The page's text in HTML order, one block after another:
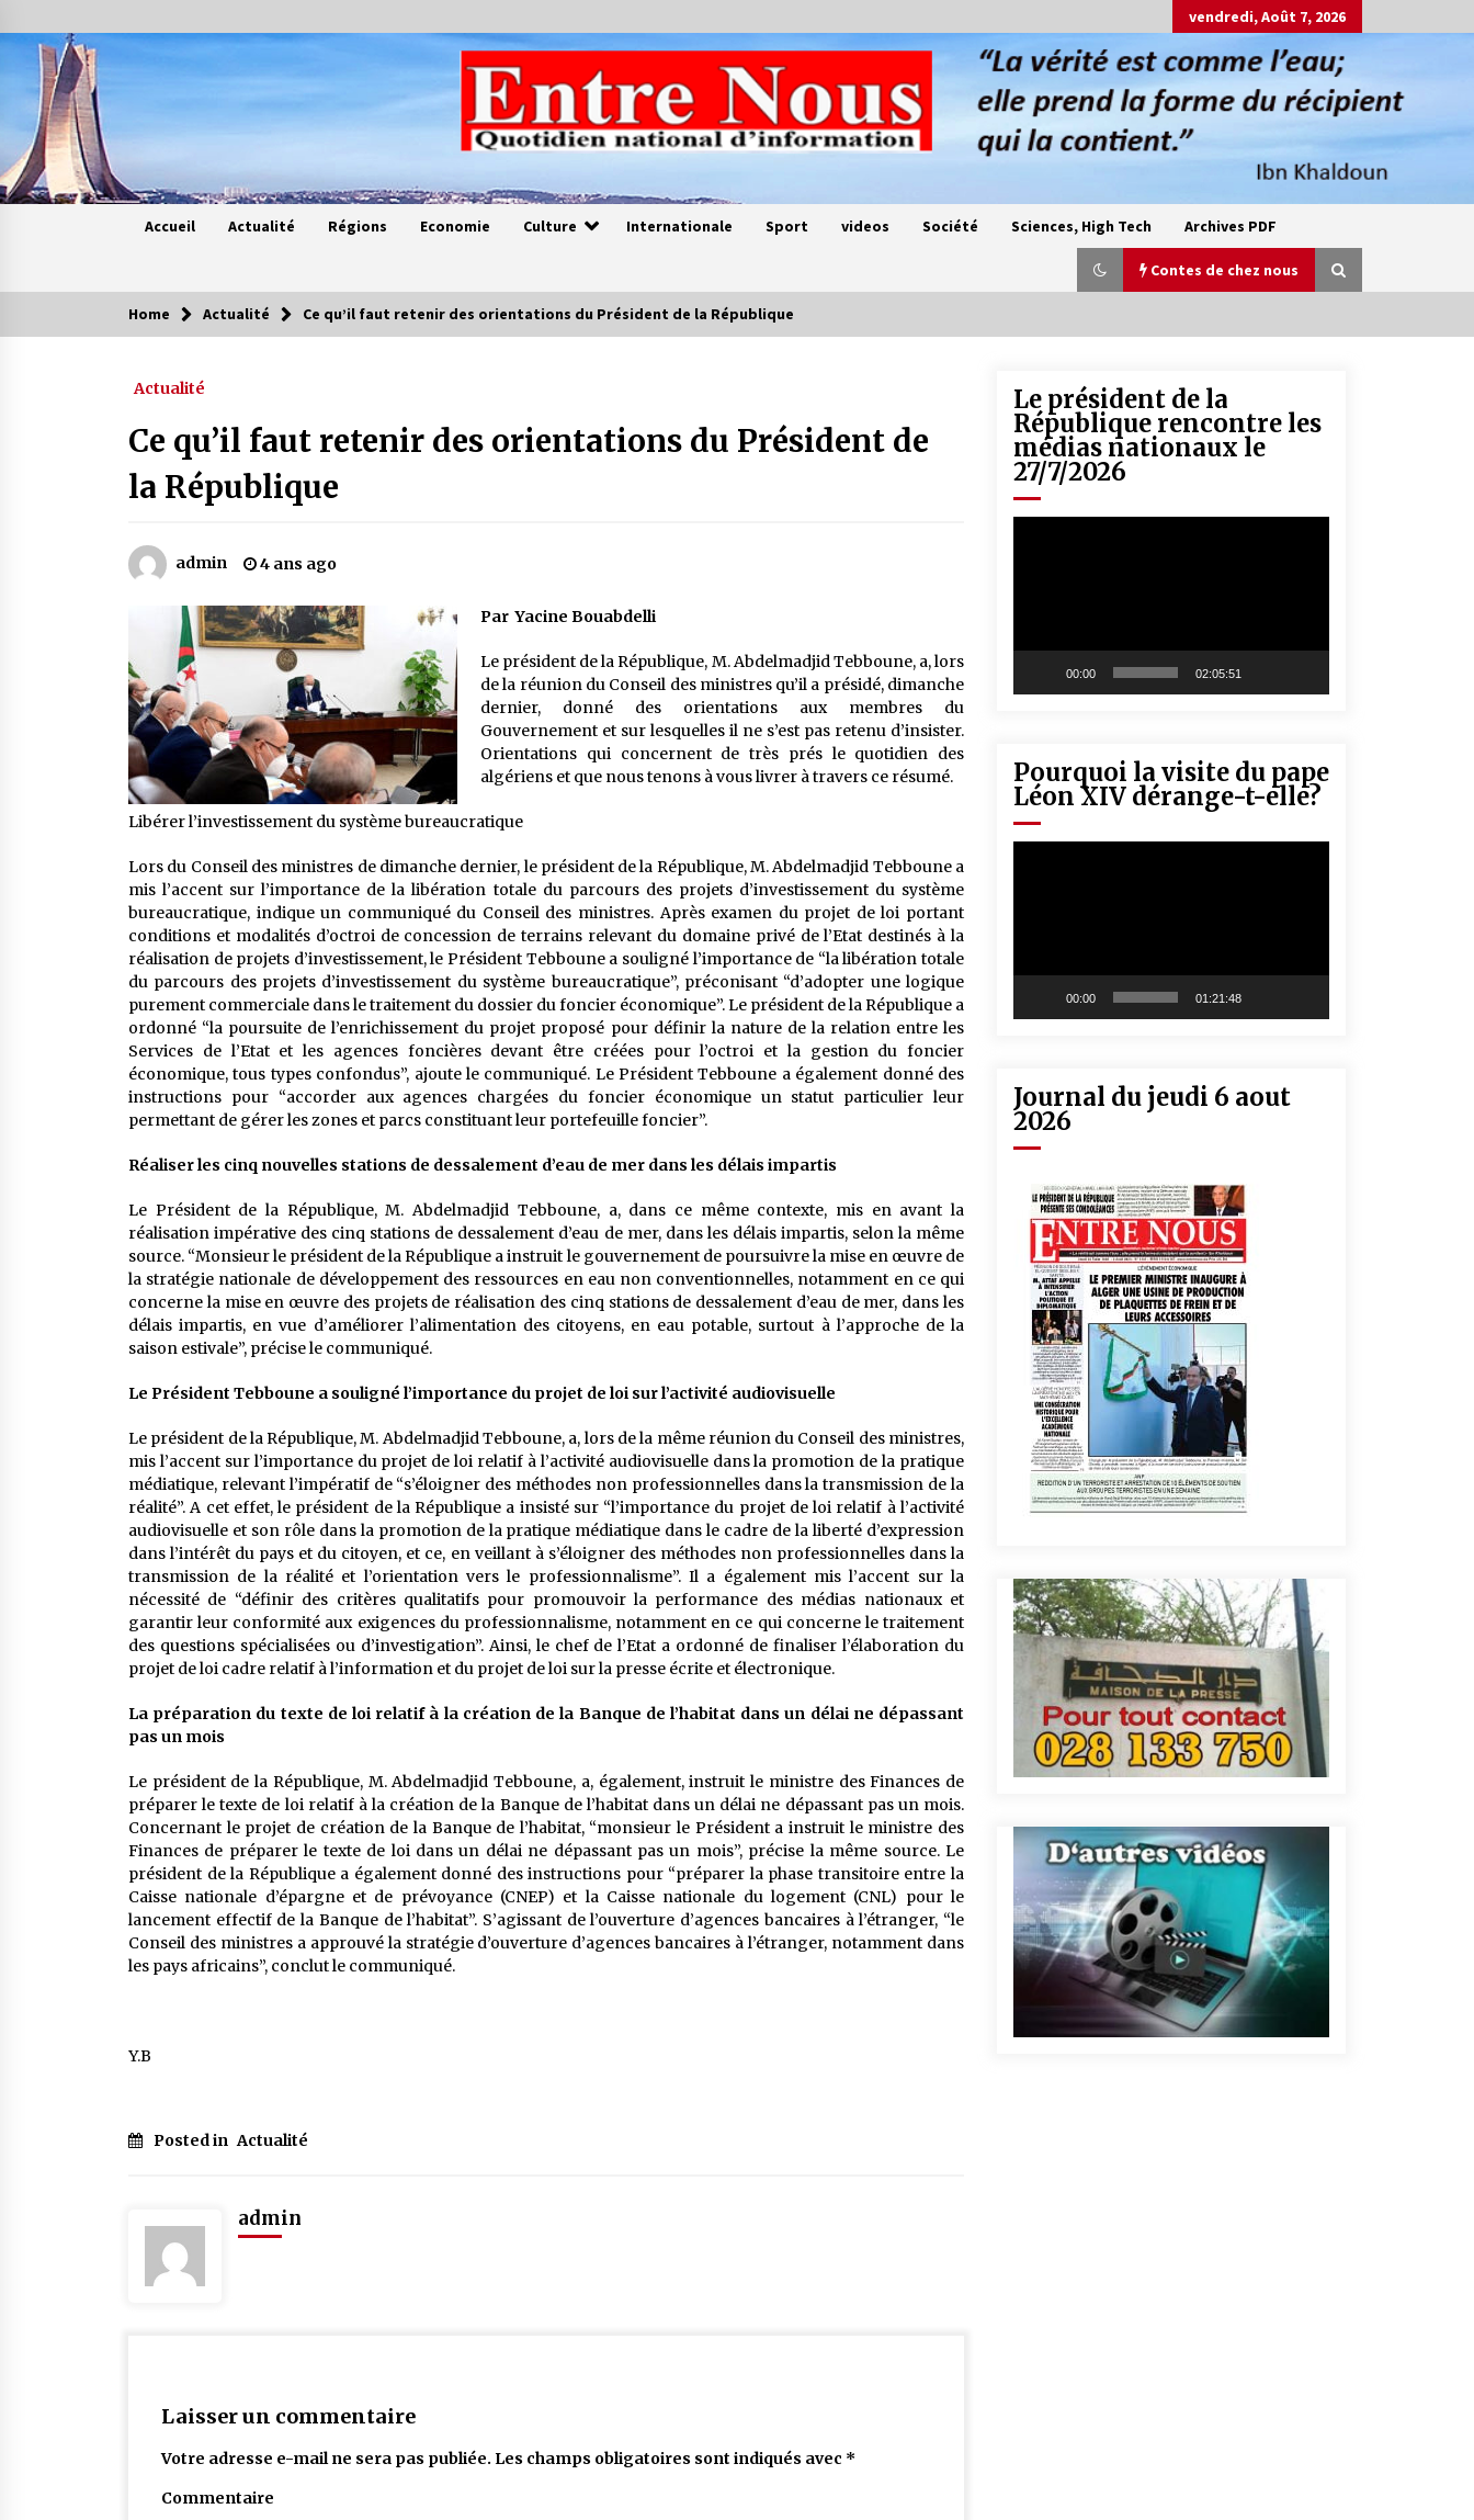
to
content
vendredi, Août 7, 2026
Accueil Actualité Régions Economie Culture Internationale Sport videos Société Sciences, High Tech Archives PDF
Contes de chez nous
Contes de chez nous
4 ans ago
Oum el Gaïla / L’ogresse du M’zab
4 ans ago
Mythes et croyances / L’hospitalité
des montagnards
5 ans ago
5 ans ago
Un conte targui/ Quand la tête est
vide
5 ans ago
Tradition orale/ D’où viennent les
contes et à quoi servent-ils?
5 ans ago
Home Actualité Ce qu’il faut retenir des orientations du Président de la République
Actualité
Ce qu’il faut retenir des orientations du Président de
la République
admin 4 ans ago
Par Yacine Bouabdelli
Le président de la République, M. Abdelmadjid Tebboune, a, lors
de la réunion du Conseil des ministres qu’il a présidé, dimanche
dernier, donné des orientations aux membres du
Gouvernement et sur lesquelles il ne s’est pas retenu d’insister.
Orientations qui concernent de très prés le quotidien des
algériens et que nous tenons à vous livrer à travers ce résumé.
Libérer l’investissement du système bureaucratique
Lors du Conseil des ministres de dimanche dernier, le président de la République, M. Abdelmadjid Tebboune a
mis l’accent sur l’importance de la libération totale du parcours des projets d’investissement du système
bureaucratique, indique un communiqué du Conseil des ministres. Après examen du projet de loi portant
conditions et modalités d’octroi de concession de terrains relevant du domaine privé de l’Etat destinés à la
réalisation de projets d’investissement, le Président Tebboune a souligné l’importance de “la libération totale
du parcours des projets d’investissement du système bureaucratique”, préconisant “d’adopter une logique
purement commerciale dans le traitement du dossier du foncier économique”. Le président de la République a
ordonné “la poursuite de l’enrichissement du projet proposé pour définir la nature de la relation entre les
Services de l’Etat et les agences foncières devant être créées pour l’octroi et la gestion du foncier
économique, tous types confondus”, ajoute le communiqué. Le Président Tebboune a également donné des
instructions pour “accorder aux agences chargées du foncier économique un statut particulier leur
permettant de gérer les zones et parcs constituant leur portefeuille foncier”.
Réaliser les cinq nouvelles stations de dessalement d’eau de mer dans les délais impartis
Le Président de la République, M. Abdelmadjid Tebboune, a, dans ce même contexte, mis en avant la
réalisation impérative des cinq stations de dessalement d’eau de mer, dans les délais impartis, selon la même
source. “Monsieur le président de la République a instruit le gouvernement de poursuivre la mise en œuvre de
la stratégie nationale de développement des ressources en eau non conventionnelles, notamment en ce qui
concerne la mise en œuvre des projets de réalisation des cinq stations de dessalement d’eau de mer, dans les
délais impartis, en vue d’améliorer l’alimentation des citoyens, en eau potable, surtout à l’approche de la
saison estivale”, précise le communiqué.
Le Président Tebboune a souligné l’importance du projet de loi sur l’activité audiovisuelle
Le président de la République, M. Abdelmadjid Tebboune, a, lors de la même réunion du Conseil des ministres,
mis l’accent sur l’importance du projet de loi relatif à l’activité audiovisuelle dans la promotion de la pratique
médiatique, relevant l’impératif de “s’éloigner des méthodes non professionnelles dans la transmission de la
réalité”. A cet effet, le président de la République a insisté sur “l’importance du projet de loi relatif à l’activité
audiovisuelle et son rôle dans la promotion de la pratique médiatique dans le cadre de la liberté d’expression
dans l’intérêt du pays et du citoyen, et ce, en veillant à s’éloigner des méthodes non professionnelles dans la
transmission de la réalité et l’orientation vers le professionnalisme”. Il a également mis l’accent sur la
nécessité de “définir des critères qualitatifs pour promouvoir la performance des médias nationaux et
garantir leur conformité aux exigences du professionnalisme, notamment en ce qui concerne le traitement
des questions spécialisées ou d’investigation”. Ainsi, le chef de l’Etat a ordonné de finaliser l’élaboration du
projet de loi cadre relatif à l’information et du projet de loi sur la presse écrite et électronique.
La préparation du texte de loi relatif à la création de la Banque de l’habitat dans un délai ne dépassant
pas un mois
Le président de la République, M. Abdelmadjid Tebboune, a, également, instruit le ministre des Finances de
préparer le texte de loi relatif à la création de la Banque de l’habitat dans un délai ne dépassant pas un mois.
Concernant le projet de création de la Banque de l’habitat, “monsieur le Président a instruit le ministre des
Finances de préparer le texte de loi dans un délai ne dépassant pas un mois”, précise la même source. Le
président de la République a également donné des instructions pour “préparer la phase transitoire entre la
Caisse nationale d’épargne et de prévoyance (CNEP) et la Caisse nationale du logement (CNL) pour le
lancement effectif de la Banque de l’habitat”. S’agissant de l’ouverture d’agences bancaires à l’étranger, “le
Conseil des ministres a approuvé la stratégie d’ouverture d’agences bancaires à l’étranger, notamment dans
les pays africains”, conclut le communiqué.
Y.B
Posted in Actualité
admin
Laisser un commentaire
Votre adresse e-mail ne sera pas publiée. Les champs obligatoires sont indiqués avec *
Commentaire
Le président de la
République rencontre les
médias nationaux le
27/7/2026
00:00 02:05:51
Pourquoi la visite du pape
Léon XIV dérange-t-elle?
00:00 01:21:48
Journal du jeudi 6 aout
2026